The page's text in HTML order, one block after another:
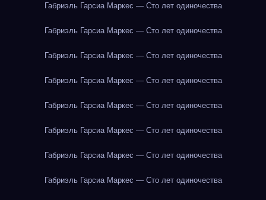
Габриэль Гарсиа Маркес — Сто лет одиночества
Габриэль Гарсиа Маркес — Сто лет одиночества
Габриэль Гарсиа Маркес — Сто лет одиночества
Габриэль Гарсиа Маркес — Сто лет одиночества
Габриэль Гарсиа Маркес — Сто лет одиночества
Габриэль Гарсиа Маркес — Сто лет одиночества
Габриэль Гарсиа Маркес — Сто лет одиночества
Габриэль Гарсиа Маркес — Сто лет одиночества